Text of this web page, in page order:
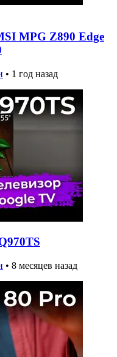
MPG Z890 Edge
• 1 год назад
• 8 месяцев назад